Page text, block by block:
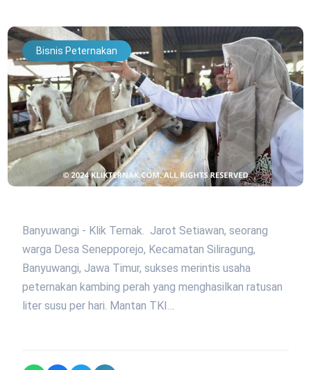
Bisnis Peternakan
Banyuwangi - Klik Ternak. Jarot Setiawan, seorang
warga Desa Senepporejo, Kecamatan Siliragung,
Banyuwangi, Jawa Timur, sukses merintis usaha
peternakan kambing perah yang menghasilkan ratusan
liter susu per hari. Mantan TKI…